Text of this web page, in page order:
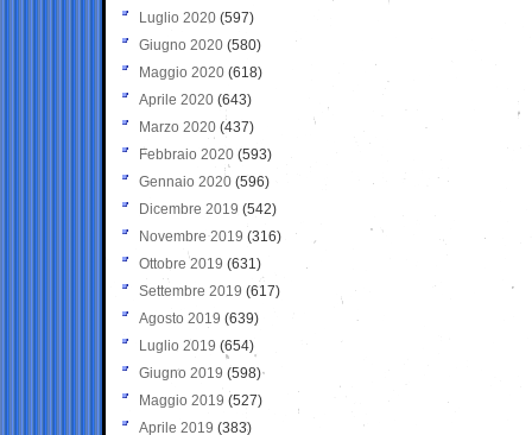
Luglio 2020 (597)
Giugno 2020 (580)
Maggio 2020 (618)
Aprile 2020 (643)
Marzo 2020 (437)
Febbraio 2020 (593)
Gennaio 2020 (596)
Dicembre 2019 (542)
Novembre 2019 (316)
Ottobre 2019 (631)
Settembre 2019 (617)
Agosto 2019 (639)
Luglio 2019 (654)
Giugno 2019 (598)
Maggio 2019 (527)
Aprile 2019 (383)